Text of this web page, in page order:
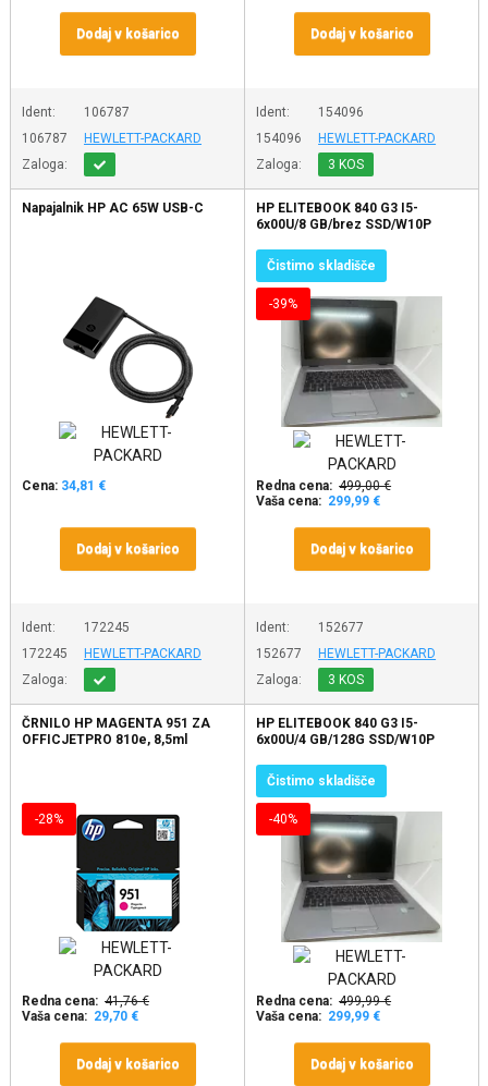
Dodaj v košarico
Ident:
106787
106787
HEWLETT-PACKARD
Zaloga:
Dodaj v košarico
Ident:
154096
154096
HEWLETT-PACKARD
Zaloga:
3 KOS
Napajalnik HP AC 65W USB-C
Cena: 34,81 €
Dodaj v košarico
Ident:
172245
172245
HEWLETT-PACKARD
Zaloga:
HP ELITEBOOK 840 G3 I5-
6x00U/8 GB/brez SSD/W10P
Čistimo skladišče
-39%
Redna cena: 499,00 €
Vaša cena: 299,99 €
Dodaj v košarico
Ident:
152677
152677
HEWLETT-PACKARD
Zaloga:
3 KOS
ČRNILO HP MAGENTA 951 ZA
OFFICJETPRO 810e, 8,5ml
-28%
Redna cena: 41,76 €
Vaša cena: 29,70 €
Dodaj v košarico
HP ELITEBOOK 840 G3 I5-
6x00U/4 GB/128G SSD/W10P
Čistimo skladišče
-40%
Redna cena: 499,99 €
Vaša cena: 299,99 €
Dodaj v košarico